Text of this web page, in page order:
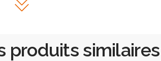
produits similaires